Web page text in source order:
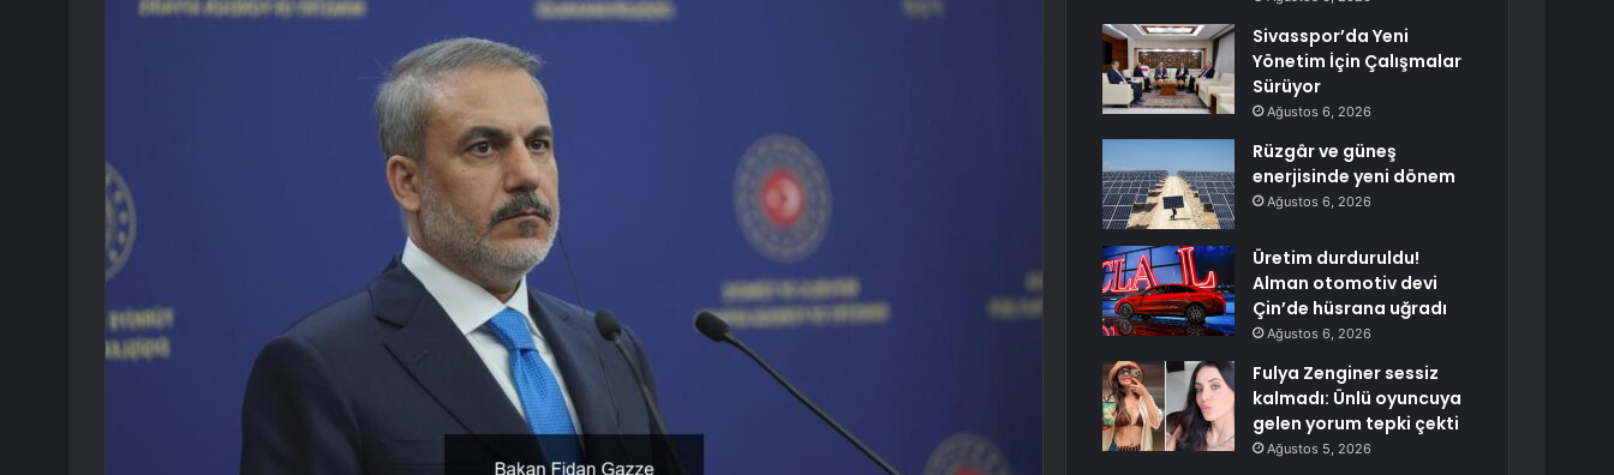
Sivasspor’da Yeni
Yönetim İçin Çalışmalar
Sürüyor
Ağustos 6, 2026
Rüzgâr ve güneş
enerjisinde yeni dönem
Ağustos 6, 2026
Üretim durduruldu!
Alman otomotiv devi
Çin’de hüsrana uğradı
Ağustos 6, 2026
Fulya Zenginer sessiz
kalmadı: Ünlü oyuncuya
gelen yorum tepki çekti
Ağustos 5, 2026